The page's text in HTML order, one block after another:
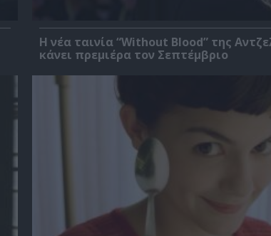
Η νέα ταινία “Without Blood” της
κάνει πρεμιέρα τον Σεπτέμβριο